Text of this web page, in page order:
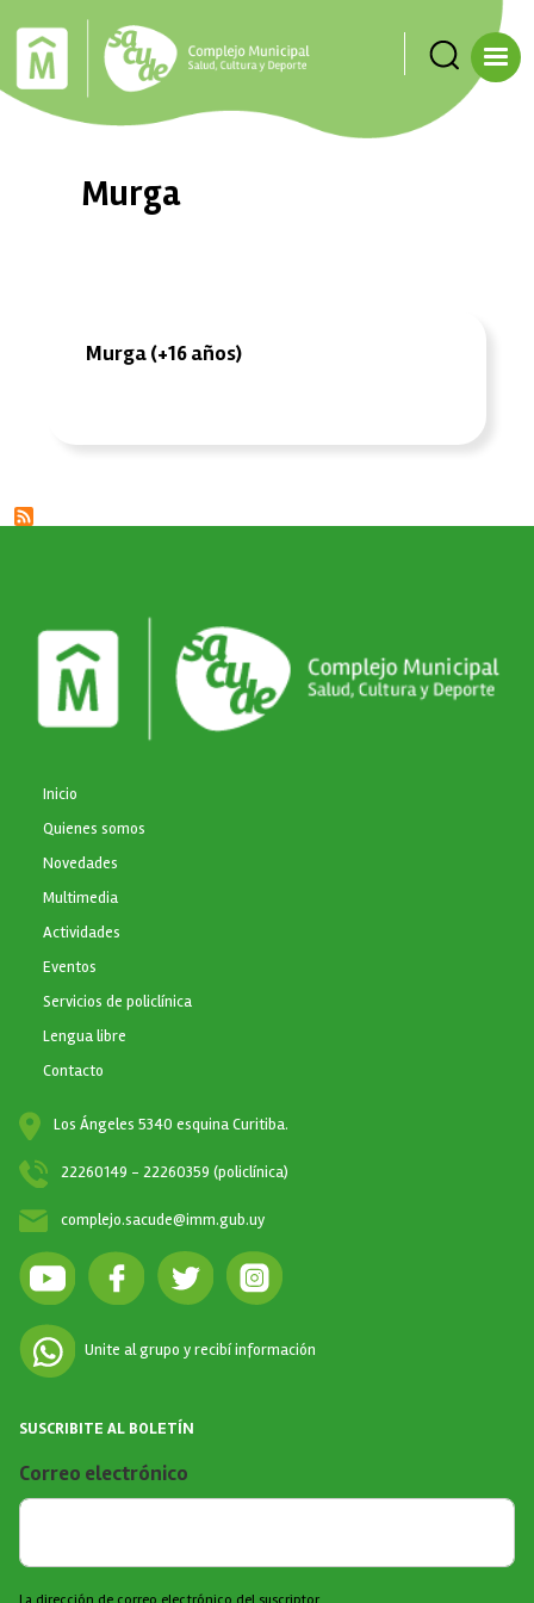
Pasar al contenido principal
Murga
Murga (+16 años)
NAVEGACIÓN PRINCIPAL
Inicio
Quienes somos
Novedades
Multimedia
Actividades
Eventos
Servicios de policlínica
Lengua libre
Contacto
Los Ángeles 5340 esquina Curitiba.
22260149 - 22260359 (policlínica)
complejo.sacude@imm.gub.uy
Unite al grupo y recibí información
SUSCRIBITE AL BOLETÍN
Correo electrónico